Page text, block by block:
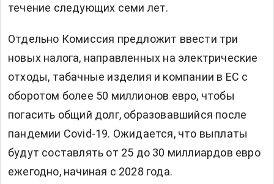
течение следующих семи лет.
Отдельно Комиссия предложит ввести три
новых налога, направленных на электрические
отходы, табачные изделия и компании в ЕС с
оборотом более 50 миллионов евро, чтобы
погасить общий долг, образовавшийся после
пандемии Covid-19. Ожидается, что выплаты
будут составлять от 25 до 30 миллиардов евро
ежегодно, начиная с 2028 года.